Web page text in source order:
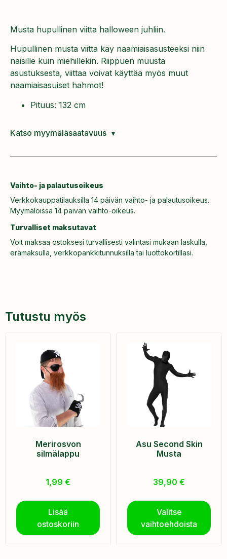
Musta hupullinen viitta halloween juhliin.
Hupullinen musta viitta käy naamiaisasusteeksi niin
naisille kuin miehillekin. Riippuen muusta
asustuksesta, viittaa voivat käyttää myös muut
naamiaisasuiset hahmot!
Pituus: 132 cm
Katso myymäläsaatavuus
Vaihto- ja palautusoikeus
Verkkokauppatilauksilla 14 päivän vaihto- ja palautusoikeus.
Myymälöissä 14 päivän vaihto-oikeus.
Turvalliset maksutavat
Voit maksaa ostoksesi turvallisesti valintasi mukaan laskulla,
erämaksulla, verkkopankkitunnuksilla tai luottokortillasi.
Tutustu myös
Merirosvon
silmälappu
1,99 €
Lisää
ostoskoriin
Asu Second Skin
Musta
39,90 €
Valitse
vaihtoehdoista